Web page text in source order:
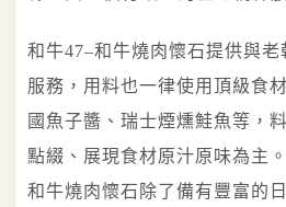
和牛47–和牛燒肉懷石提供與
服務，用料也一律使用頂級食
國魚子醬、瑞士煙燻鮭魚等，
點綴、展現食材原汁原味為主
和牛燒肉懷石除了備有豐富的